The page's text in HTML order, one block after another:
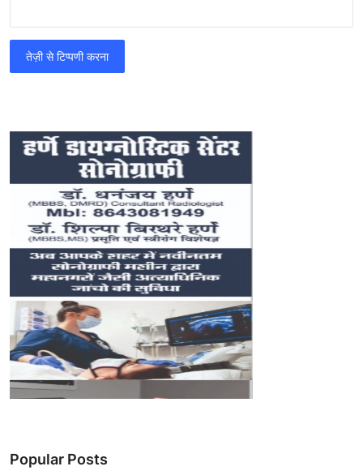
तेज़ी से टिप्पणी करना
Popular Posts